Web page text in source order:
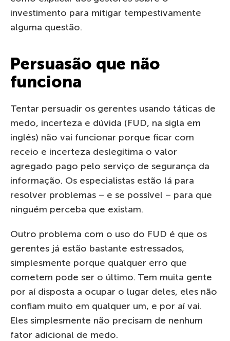
investimento para mitigar tempestivamente
alguma questão.
Persuasão que não
funciona
Tentar persuadir os gerentes usando táticas de
medo, incerteza e dúvida (FUD, na sigla em
inglês) não vai funcionar porque ficar com
receio e incerteza deslegitima o valor
agregado pago pelo serviço de segurança da
informação. Os especialistas estão lá para
resolver problemas – e se possível – para que
ninguém perceba que existam.
Outro problema com o uso do FUD é que os
gerentes já estão bastante estressados,
simplesmente porque qualquer erro que
cometem pode ser o último. Tem muita gente
por aí disposta a ocupar o lugar deles, eles não
confiam muito em qualquer um, e por aí vai.
Eles simplesmente não precisam de nenhum
fator adicional de medo.